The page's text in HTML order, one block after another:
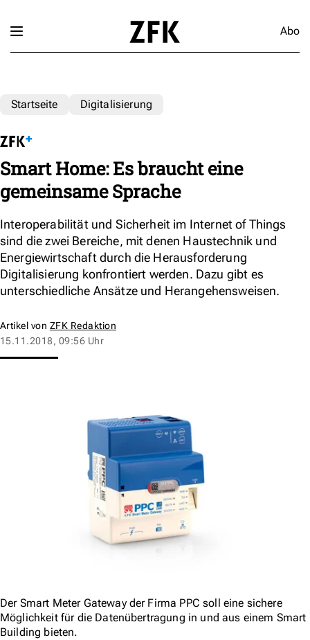
Abo
Startseite Digitalisierung
Smart Home: Es braucht eine
gemeinsame Sprache
Interoperabilität und Sicherheit im Internet of Things
sind die zwei Bereiche, mit denen Haustechnik und
Energiewirtschaft durch die Herausforderung
Digitalisierung konfrontiert werden. Dazu gibt es
unterschiedliche Ansätze und Herangehensweisen.
Artikel von ZFK Redaktion
15.11.2018, 09:56 Uhr
Der Smart Meter Gateway der Firma PPC soll eine sichere
Möglichkeit für die Datenübertragung in und aus einem Smart
Building bieten.